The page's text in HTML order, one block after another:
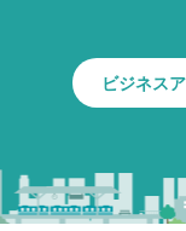
ビジネス